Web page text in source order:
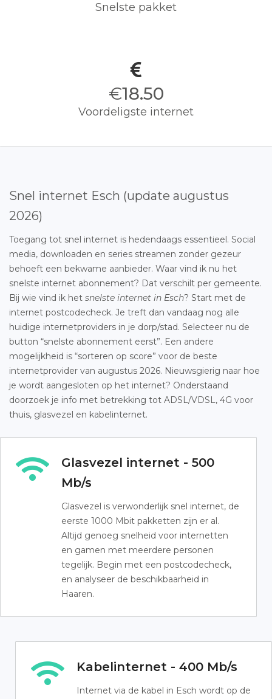
Snelste pakket
€18.50
Voordeligste internet
Snel internet Esch (update augustus
2026)
Toegang tot snel internet is hedendaags essentieel. Social
media, downloaden en series streamen zonder gezeur
behoeft een bekwame aanbieder. Waar vind ik nu het
snelste internet abonnement? Dat verschilt per gemeente.
Bij wie vind ik het snelste internet in Esch? Start met de
internet postcodecheck. Je treft dan vandaag nog alle
huidige internetproviders in je dorp/stad. Selecteer nu de
button “snelste abonnement eerst”. Een andere
mogelijkheid is “sorteren op score” voor de beste
internetprovider van augustus 2026. Nieuwsgierig naar hoe
je wordt aangesloten op het internet? Onderstaand
doorzoek je info met betrekking tot ADSL/VDSL, 4G voor
thuis, glasvezel en kabelinternet.
Glasvezel internet - 500
Mb/s
Glasvezel is verwonderlijk snel internet, de
eerste 1000 Mbit pakketten zijn er al.
Altijd genoeg snelheid voor internetten
en gamen met meerdere personen
tegelijk. Begin met een postcodecheck,
en analyseer de beschikbaarheid in
Haaren.
Kabelinternet - 400 Mb/s
Internet via de kabel in Esch wordt op de